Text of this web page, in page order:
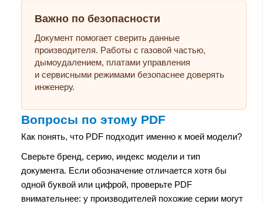
Важно по безопасности
Документ помогает сверить данные
производителя. Работы с газовой частью,
дымоудалением, платами управления
и сервисными режимами безопаснее доверять
инженеру.
Вопросы по этому PDF
Как понять, что PDF подходит именно к моей модели?
Сверьте бренд, серию, индекс модели и тип
документа. Если обозначение отличается хотя бы
одной буквой или цифрой, проверьте PDF
внимательнее: у производителей похожие серии могут